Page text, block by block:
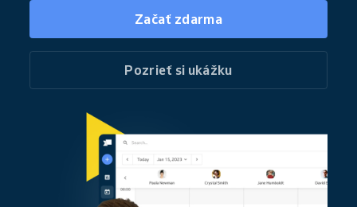
Začať zdarma
Pozrieť si ukážku